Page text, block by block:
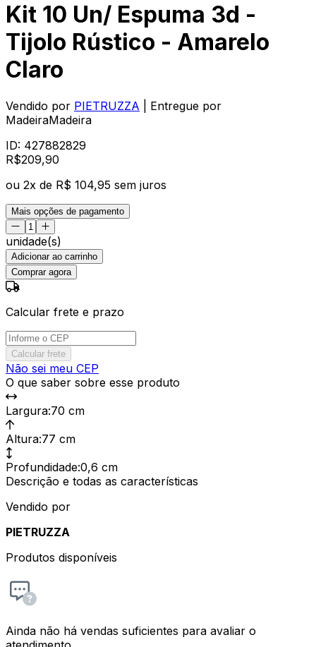
Kit 10 Un/ Espuma 3d -
Tijolo Rústico - Amarelo
Claro
Vendido por PIETRUZZA
| Entregue por
MadeiraMadeira
ID: 427882829
R$209,90
ou 2x de R$ 104,95 sem juros
Mais opções de pagamento
unidade(s)
Adicionar ao carrinho
Comprar agora
Calcular frete e prazo
Calcular frete
Não sei meu CEP
O que saber sobre esse produto
Largura:70 cm
Altura:77 cm
Profundidade:0,6 cm
Descrição e todas as características
Vendido por
PIETRUZZA
Produtos disponíveis
Ainda não há vendas suficientes para avaliar o